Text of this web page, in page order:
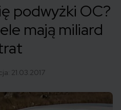
podwyżki OC?
mają miliard
21.03.2017